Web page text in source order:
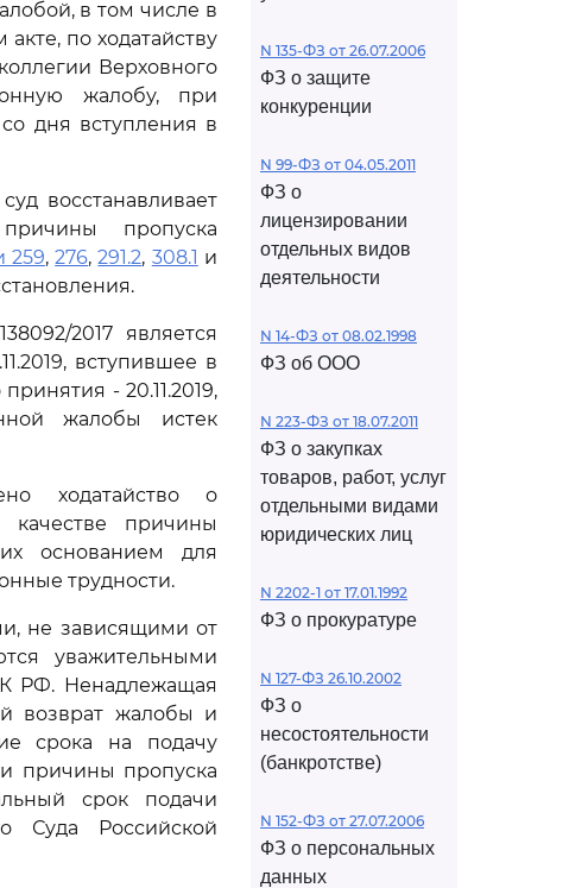
в том числе в
по ходатайству
Верховного
жалобу, при
дня вступления в
восстанавливает
пропуска
259,276,291.2, 308.1 и
2017 является
вступившее в
- 20.11.2019,
жалобы истек
ходатайство о
качестве причины
основанием для
трудности.
не зависящими от
уважительными
РФ. Ненадлежащая
возврат жалобы и
срока на подачу
причины пропуска
срок подачи
Суда Российской
N 135-ФЗ от 26.07.2006
ФЗ о защите
конкуренции
N 99-ФЗ от 04.05.2011
ФЗ о
лицензировании
отдельных видов
деятельности
N 14-ФЗ от 08.02.1998
ФЗ об ООО
N 223-ФЗ от 18.07.2011
ФЗ о закупках
товаров, работ, услуг
отдельными видами
юридических лиц
N 2202-1 от 17.01.1992
ФЗ о прокуратуре
N 127-ФЗ 26.10.2002
ФЗ о
несостоятельности
(банкротстве)
N 152-ФЗ от 27.07.2006
ФЗ о персональных
данных